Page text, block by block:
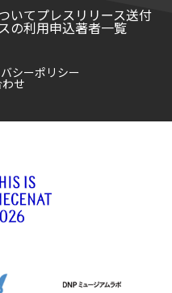
いてプレスリリース送付
の利用申込著者一覧
シーポリシー
せ